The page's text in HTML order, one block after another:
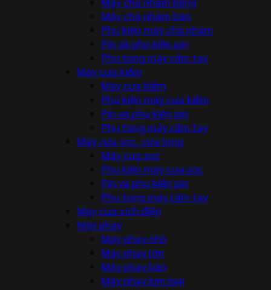
Máy chà nhám bàn
Phụ kiện máy chà nhám
Pin và phụ kiện pin
Phụ tùng máy cầm tay
Máy cưa kiếm
Máy cưa kiếm
Phụ kiện máy cưa kiếm
Pin và phụ kiện pin
Phụ tùng máy cầm tay
Máy cưa sọc, cưa lọng
Máy cưa sọc
Phụ kiện máy cưa sọc
Pin và phụ kiện pin
Phụ tùng máy cầm tay
Máy cưa xích điện
Máy phay
Máy phay nhỏ
Máy phay lớn
Máy phay bàn
Máy phay kim loại